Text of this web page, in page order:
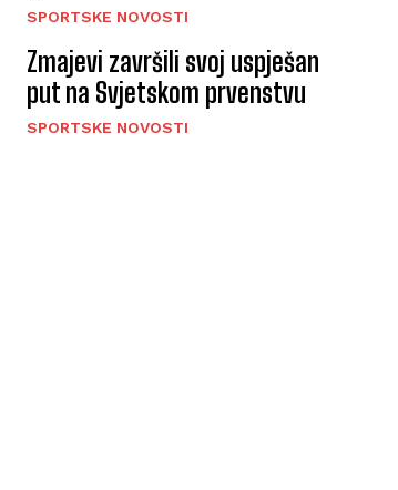
SPORTSKE NOVOSTI
Zmajevi završili svoj uspješan
put na Svjetskom prvenstvu
SPORTSKE NOVOSTI